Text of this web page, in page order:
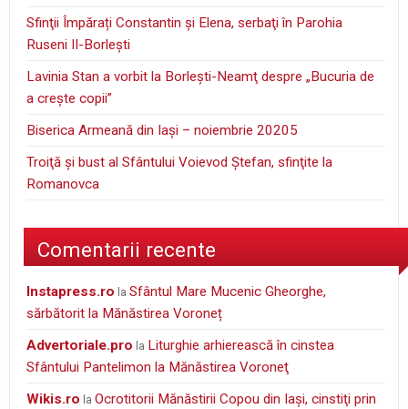
Sfinţii Împărați Constantin și Elena, serbaţi în Parohia
Ruseni II-Borleşti
Lavinia Stan a vorbit la Borleşti-Neamţ despre „Bucuria de
a creşte copii”
Biserica Armeană din Iași – noiembrie 20205
Troiţă şi bust al Sfântului Voievod Ştefan, sfinţite la
Romanovca
Comentarii recente
instapress.ro laSfântul Mare Mucenic Gheorghe,
sărbătorit la Mănăstirea Voroneț
Advertoriale.pro la Liturghie arhierească în cinstea
Sfântului Pantelimon la Mănăstirea Voroneţ
wikis.ro laOcrotitorii Mănăstirii Copou din Iaşi, cinstiţi prin